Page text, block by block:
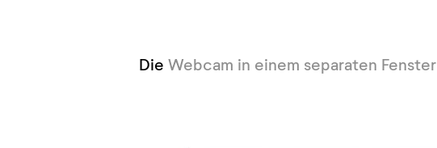
Die Webcam in einem separaten Fenster